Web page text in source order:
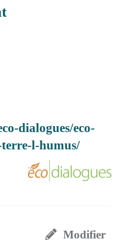
dialogues/eco-
l-humus/
Modifier